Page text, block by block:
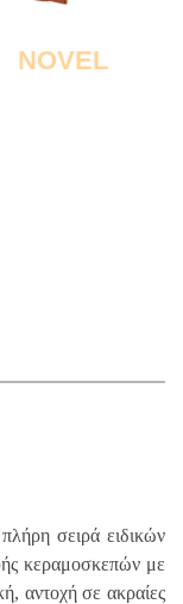
NOVEL
σειρά ειδικών
κεραμοσκεπών με
αντοχή σε ακραίες